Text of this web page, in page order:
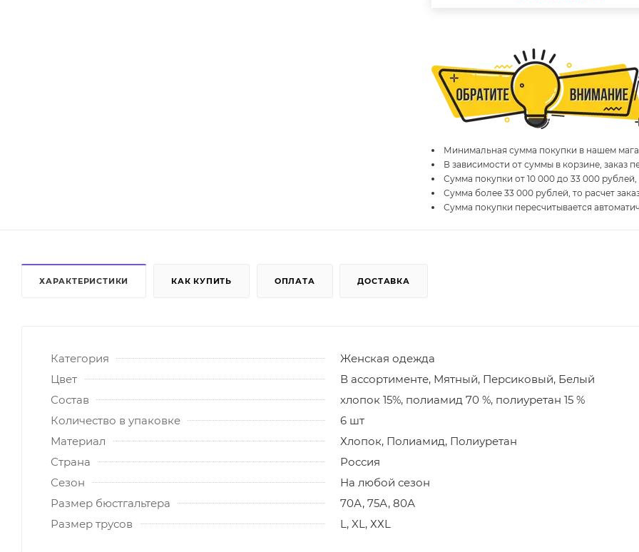
Минимальная сумма покупки в нашем
В зависимости от суммы в корзине, заказ
Сумма покупки от 10 000 до 33 000 рублей,
Сумма более 33 000 рублей, то расчет
Сумма покупки пересчитывается
ХАРАКТЕРИСТИКИ КАК КУПИТЬ ОПЛАТА ДОСТАВКА
Категория
Женская одежда
Цвет
В ассортименте, Мятный, Персиковый, Белый
Состав
хлопок 15%, полиамид 70 %, полиуретан 15 %
Количество в упаковке
6 шт
Материал
Хлопок, Полиамид, Полиуретан
Страна
Россия
Сезон
На любой сезон
Размер бюстгальтера
70А, 75А, 80А
Размер трусов
L, XL, ХХL